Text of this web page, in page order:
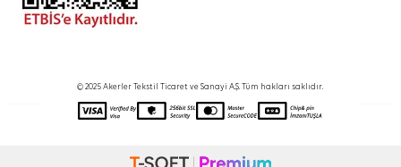
© 2025 Akerler Tekstil Ticaret ve Sanayi A.Ş. Tüm hakları saklıdır.